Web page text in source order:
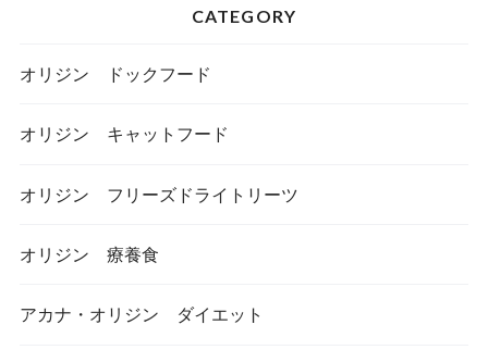
CATEGORY
オリジン ドックフード
オリジン キャットフード
オリジン フリーズドライトリーツ
オリジン 療養食
アカナ・オリジン ダイエット